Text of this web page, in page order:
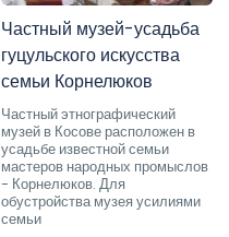
Частный музей-усадьба
гуцульского искусства
семьи Корнелюков
Частный этнографический
музей в Косове расположен в
усадьбе известной семьи
мастеров народных промыслов
- Корнелюков. Для
обустройства музея усилиями
семьи